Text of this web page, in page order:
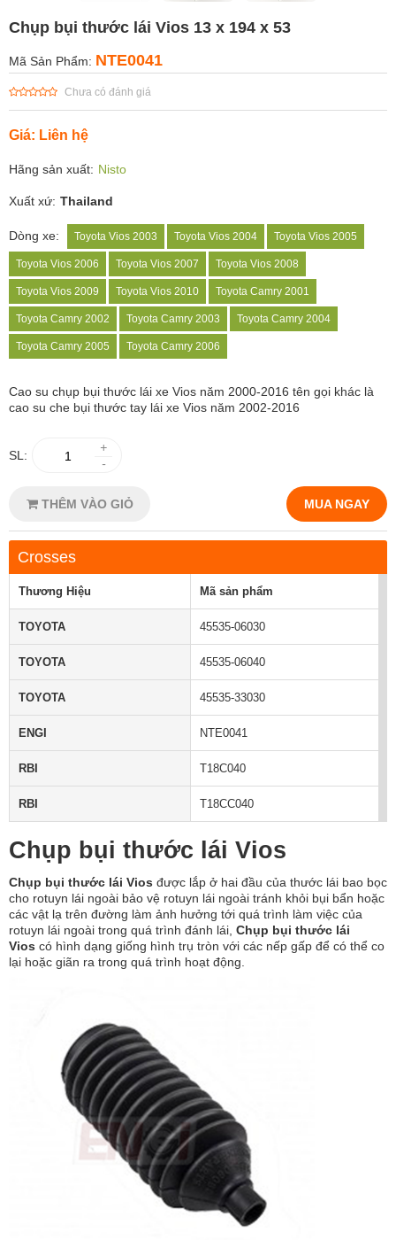
Chụp bụi thước lái Vios 13 x 194 x 53
Mã Sản Phẩm: NTE0041
Chưa có đánh giá
Giá: Liên hệ
Hãng sản xuất: Nisto
Xuất xứ: Thailand
Dòng xe: Toyota Vios 2003 Toyota Vios 2004 Toyota Vios 2005
Toyota Vios 2006 Toyota Vios 2007 Toyota Vios 2008
Toyota Vios 2009 Toyota Vios 2010 Toyota Camry 2001
Toyota Camry 2002 Toyota Camry 2003 Toyota Camry 2004
Toyota Camry 2005 Toyota Camry 2006
Cao su chụp bụi thước lái xe Vios năm 2000-2016 tên gọi khác là
cao su che bụi thước tay lái xe Vios năm 2002-2016
SL:
+
-
THÊM VÀO GIỎ MUA NGAY
Crosses
Thương Hiệu Mã sản phẩm
TOYOTA 45535-06030
TOYOTA 45535-06040
TOYOTA 45535-33030
ENGI NTE0041
RBI T18C040
RBI T18CC040
Chụp bụi thước lái Vios
Chụp bụi thước lái Vios được lắp ở hai đầu của thước lái bao bọc
cho rotuyn lái ngoài bảo vệ rotuyn lái ngoài tránh khỏi bụi bẩn hoặc
các vật lạ trên đường làm ảnh hưởng tới quá trình làm việc của
rotuyn lái ngoài trong quá trình đánh lái, Chụp bụi thước lái
Vios có hình dạng giống hình trụ tròn với các nếp gấp để có thể co
lại hoặc giãn ra trong quá trình hoạt động.